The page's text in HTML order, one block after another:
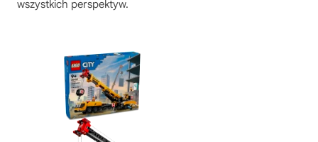
wszystkich perspektyw.